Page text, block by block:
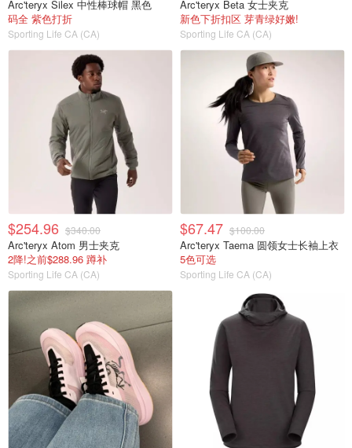
Arc'teryx Silex 中性棒球帽 黑色
码全 紫色打折
Sporting Life CA (CA)
Arc'teryx Beta 女士夹克
新色下折扣区 芽青绿好嫩!
Sporting Life CA (CA)
$254.96 $340.00
Arc'teryx Atom 男士夹克
2降!之前$288.96 蹲补
Sporting Life CA (CA)
$67.47 $100.00
Arc'teryx Taema 圆领女士长袖上衣
5色可选
Sporting Life CA (CA)